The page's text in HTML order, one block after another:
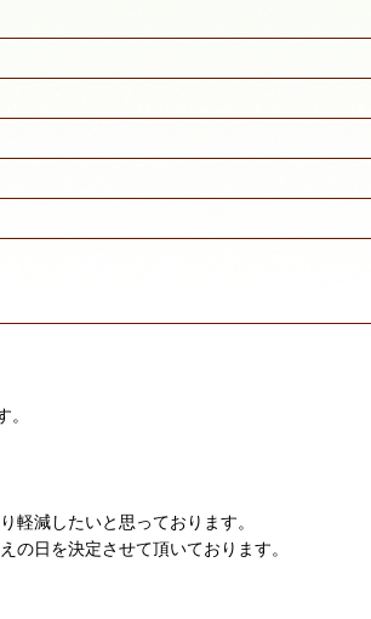
減したいと思っております。
日を決定させて頂いております。